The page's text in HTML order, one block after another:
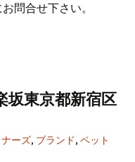
問合せ下さい。
坂東京都新宿区
ーズ, ブランド, ペット